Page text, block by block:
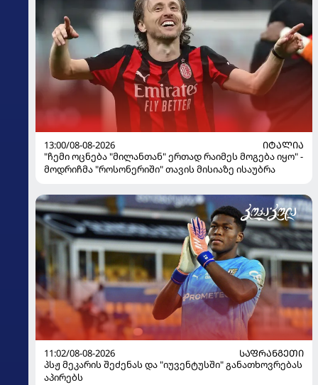
13:00/08-08-2026
ᲘᲢᲐᲚᲘᲐ
"ჩემი ოცნება "მილანთან" ერთად რაიმეს მოგება იყო" -
მოდრიჩმა "როსონერიში" თავის მისიაზე ისაუბრა
11:02/08-08-2026
ᲡᲐᲤᲠᲐᲜᲒᲔᲗᲘ
პსჟ მეკარის შეძენას და "იუვენტუსში" განათხოვრებას
აპირებს